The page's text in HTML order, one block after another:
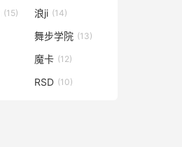
(15) 浪ji (14)
舞步学院 (13)
魔卡 (12)
RSD (10)